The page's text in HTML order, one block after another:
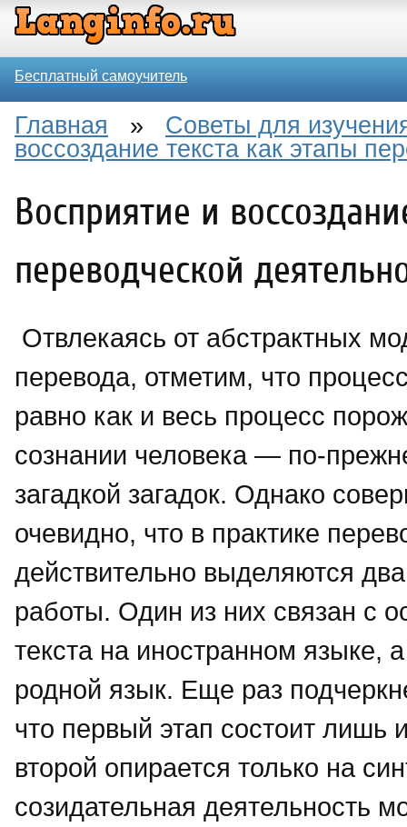
Бесплатный самоучитель
Главная » Советы для
воссоздание текста как этапы
Восприятие и
переводческой
Отвлекаясь от абстрактных
перевода, отметим, что
равно как и весь процесс
сознании человека — по-
загадкой загадок. Однако
очевидно, что в практике
действительно выделяются
работы. Один из них связан с
текста на иностранном языке,
родной язык. Еще раз
что первый этап состоит лишь
второй опирается только на
созидательная деятельность